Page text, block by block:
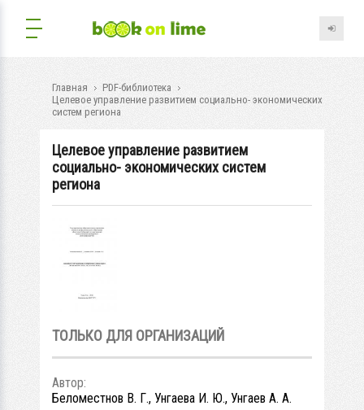
Главная
PDF-библиотека
Целевое управление развитием социально- экономических
систем региона
Целевое управление развитием
социально- экономических систем
региона
ТОЛЬКО ДЛЯ ОРГАНИЗАЦИЙ
Автор:
Беломестнов В. Г., Унгаева И. Ю., Унгаев А. А.